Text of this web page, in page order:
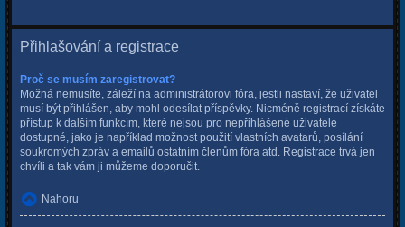
Přihlašování a registrace
Proč se musím zaregistrovat?
Možná nemusíte, záleží na administrátorovi fóra, jestli nastaví, že uživatel
musí být přihlášen, aby mohl odesílat příspěvky. Nicméně registrací získáte
přístup k dalším funkcím, které nejsou pro nepřihlášené uživatele
dostupné, jako je například možnost použití vlastních avatarů, posílání
soukromých zpráv a emailů ostatním členům fóra atd. Registrace trvá jen
chvíli a tak vám ji můžeme doporučit.
Nahoru